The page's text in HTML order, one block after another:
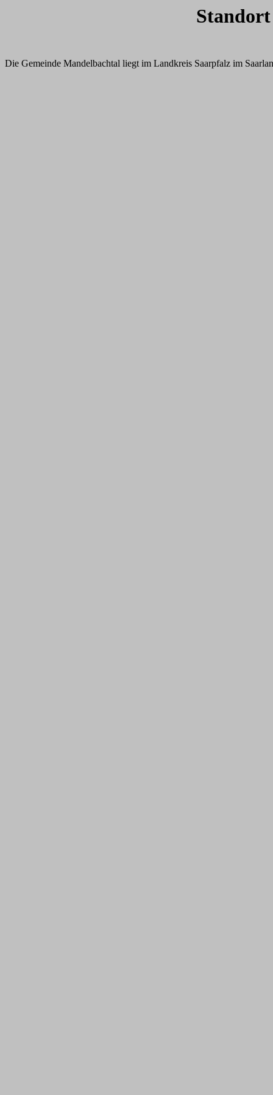
Die Gemeinde Mandelbachtal liegt im Landkreis Saarpfalz im